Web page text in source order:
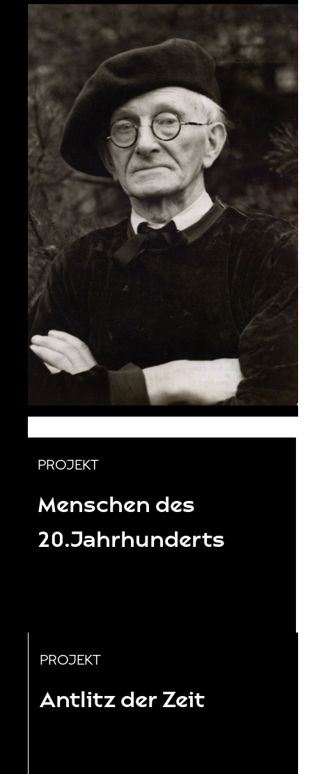
PROJEKT
Menschen des
20.Jahrhunderts
PROJEKT
Antlitz der Zeit